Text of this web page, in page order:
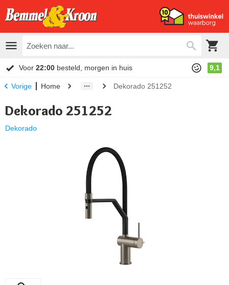
Voor 22:00 besteld, morgen in huis 9,1
Vorige Home Dekorado 251252
Dekorado 251252
Dekorado